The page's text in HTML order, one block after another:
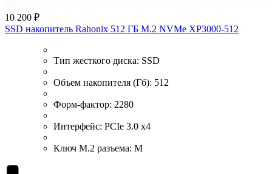
10 200 ₽
SSD накопитель Rahonix 512 ГБ M.2 NVMe XP3000-512
Тип жесткого диска: SSD
Объем накопителя (Гб): 512
Форм-фактор: 2280
Интерфейс: PCIe 3.0 x4
Ключ M.2 разъема: М